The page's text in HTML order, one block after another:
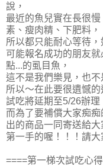
說，
最近的魚兒實在長很
素、瘦肉精、下肥料，
所以都只能耐心等待
可能報名成功的朋友
點...的虱目魚，
這不是我們樂見，也不
所以～在此要很遺憾
試吃將延期至5/26辦理
而為了要補償大家痴
出的商品一同寄送給大
第一手的喔！！！請
====第一梯次試吃心